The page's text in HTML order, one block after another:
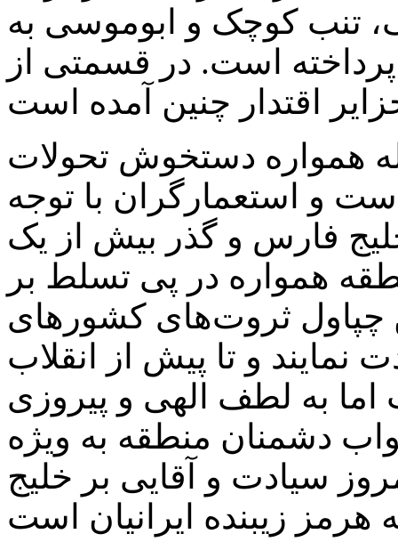
تنب کوچک و ابوموسی به
است. در قسمتی از
همواره دستخوش تحولات
و استعمارگران با توجه
فارس و گذر بیش از یک
همواره در پی تسلط بر
چپاول ثروت‌های کشورهای
و تا پیش از انقلاب
اما به لطف الهی و پیروزی
دشمنان منطقه به ویژه
سیادت و آقایی بر خلیج